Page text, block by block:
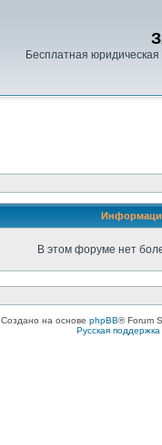
Бесплатная
В этом форуме нет
Создано на основе phpBB® Forum
Русская